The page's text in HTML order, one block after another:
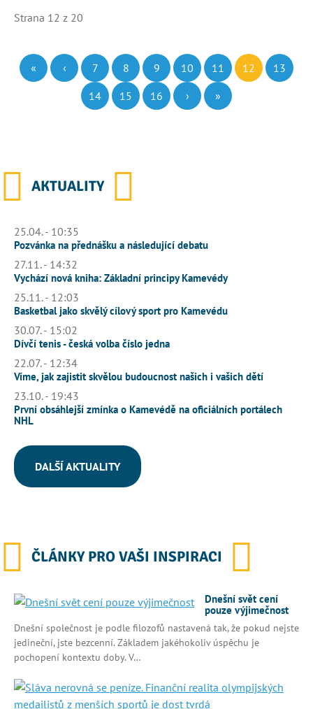
Strana 12 z 20
« ‹ 7 8 9 10 11 12
13
14
15 16 › »
AKTUALITY
25.04. - 10:35
Pozvánka na přednášku a následující debatu
27.11. - 14:32
Vychází nová kniha: Základní principy Kamevédy
25.11. - 12:03
Basketbal jako skvělý cílový sport pro Kamevédu
30.07. - 15:02
Dívčí tenis - česká volba číslo jedna
22.07. - 12:34
Víme, jak zajistit skvělou budoucnost našich i vašich dětí
23.10. - 19:43
První obsáhlejší zmínka o Kamevédě na oficiálních portálech
NHL
DALŠÍ AKTUALITY
ČLÁNKY PRO VAŠI INSPIRACI
Dnešní svět cení
pouze výjimečnost
Dnešní společnost je podle filozofů nastavená tak, že pokud nejste
jedineční, jste bezcenní. Základem jakéhokoliv úspěchu je
pochopení kontextu doby. V…